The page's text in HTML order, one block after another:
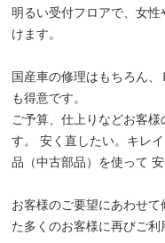
明るい受付フロアで、女
けます。
国産車の修理はもちろん
も得意です。
ご予算、仕上りなどお客
す。 安く直したい。キレ
品（中古部品）を使って
お客様のご要望にあわせ
た多くのお客様に再びご利